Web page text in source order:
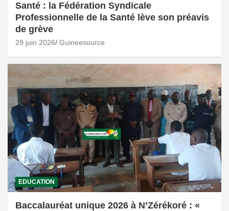
Santé : la Fédération Syndicale
Professionnelle de la Santé lève son préavis
de grève
29 juin 2026 Guineesource
EDUCATION
Baccalauréat unique 2026 à N’Zérékoré : «